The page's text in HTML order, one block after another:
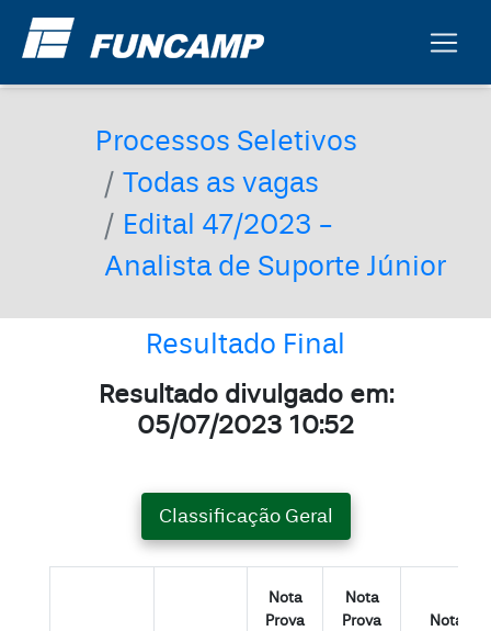
Processos Seletivos
Todas as vagas
Edital 47/2023 -
Analista de Suporte Júnior
Resultado Final
Resultado divulgado em:
05/07/2023 10:52
Classificação Geral
Nota
Prova
Nota
Prova
Nota